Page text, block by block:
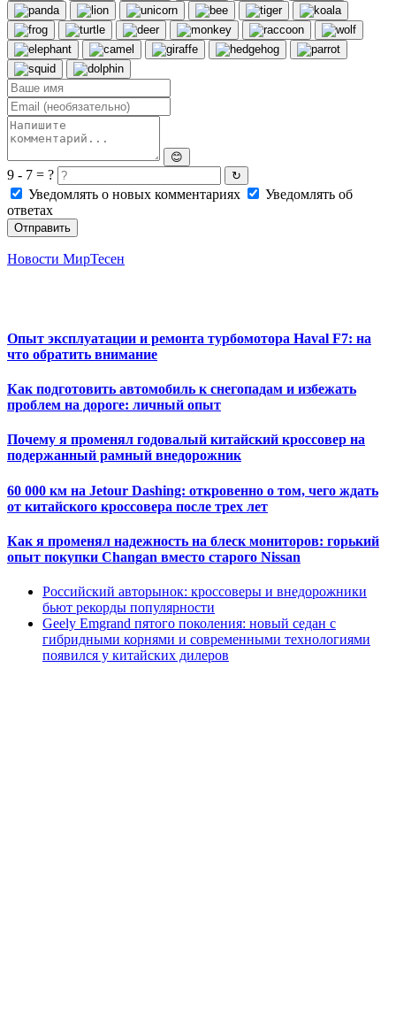
😊
9 - 7 = ? ↻
Уведомлять о новых комментариях
Уведомлять об
ответах
Отправить
Новости МирТесен
Опыт эксплуатации и ремонта турбомотора Haval F7: на
что обратить внимание
Как подготовить автомобиль к снегопадам и избежать
проблем на дороге: личный опыт
Почему я променял годовалый китайский кроссовер на
подержанный рамный внедорожник
60 000 км на Jetour Dashing: откровенно о том, чего ждать
от китайского кроссовера после трех лет
Как я променял надежность на блеск мониторов: горький
опыт покупки Changan вместо старого Nissan
Российский авторынок: кроссоверы и внедорожники
бьют рекорды популярности
Geely Emgrand пятого поколения: новый седан с
гибридными корнями и современными технологиями
появился у китайских дилеров